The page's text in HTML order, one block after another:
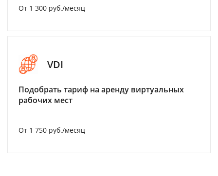
От 1 300 руб./месяц
VDI
Подобрать тариф на аренду виртуальных
рабочих мест
От 1 750 руб./месяц